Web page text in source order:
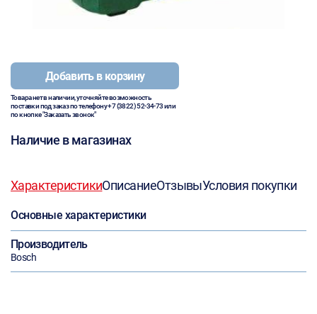
Добавить в корзину
Товара нет в наличии, уточняйте возможность
поставки под заказ по телефону+7 (3822) 52-34-73или
по кнопке "Заказать звонок"
Наличие в магазинах
ХарактеристикиОписаниеОтзывыУсловия покупки
Основные характеристики
Производитель
Bosch